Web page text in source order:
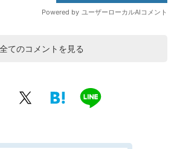
全てのコメントを見る